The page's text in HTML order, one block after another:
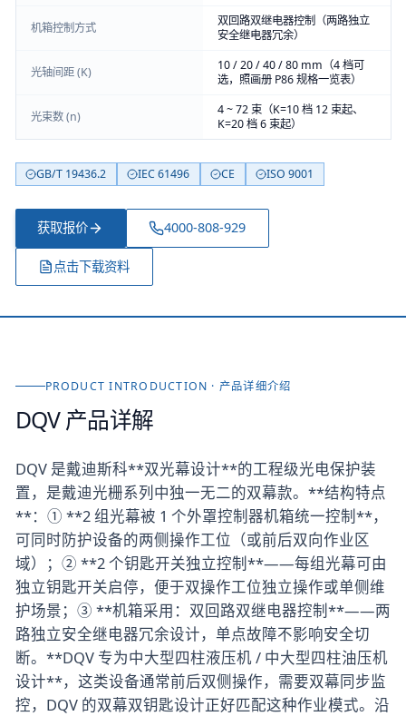
机箱控制方式
双回路双继电器控制（两路独立
安全继电器冗余）
光轴间距 (K)
10 / 20 / 40 / 80 mm（4 档可
选，照画册 P86 规格一览表）
光束数 (n)
4 ~ 72 束（K=10 档 12 束起、
K=20 档 6 束起）
GB/T 19436.2 IEC 61496 CE ISO 9001
获取报价 4000-808-929
点击下载资料
PRODUCT INTRODUCTION · 产品详细介绍
DQV产品详解
DQV 是戴迪斯科**双光幕设计**的工程级光电保护装
置，是戴迪光栅系列中独一无二的双幕款。**结构特点
**：① **2 组光幕被 1 个外罩控制器机箱统一控制**，
可同时防护设备的两侧操作工位（或前后双向作业区
域）；② **2 个钥匙开关独立控制**——每组光幕可由
独立钥匙开关启停，便于双操作工位独立操作或单侧维
护场景；③ **机箱采用：双回路双继电器控制**——两
路独立安全继电器冗余设计，单点故障不影响安全切
断。**DQV 专为中大型四柱液压机 / 中大型四柱油压机
设计**，这类设备通常前后双侧操作，需要双幕同步监
控，DQV 的双幕双钥匙设计正好匹配这种作业模式。沿